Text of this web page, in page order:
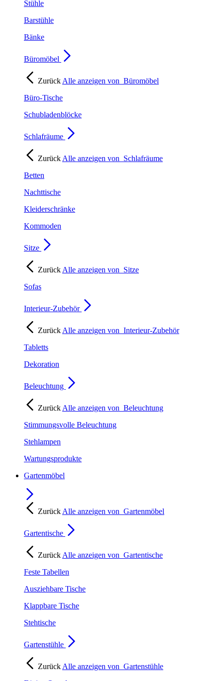
Stühle
Barstühle
Bänke
Büromöbel
Zurück Alle anzeigen von Büromöbel
Büro-Tische
Schubladenblöcke
Schlafräume
Zurück Alle anzeigen von Schlafräume
Betten
Nachttische
Kleiderschränke
Kommoden
Sitze
Zurück Alle anzeigen von Sitze
Sofas
Interieur-Zubehör
Zurück Alle anzeigen von Interieur-Zubehör
Tabletts
Dekoration
Beleuchtung
Zurück Alle anzeigen von Beleuchtung
Stimmungsvolle Beleuchtung
Stehlampen
Wartungsprodukte
Gartenmöbel
Zurück Alle anzeigen von Gartenmöbel
Gartentische
Zurück Alle anzeigen von Gartentische
Feste Tabellen
Ausziehbare Tische
Klappbare Tische
Stehtische
Gartenstühle
Zurück Alle anzeigen von Gartenstühle